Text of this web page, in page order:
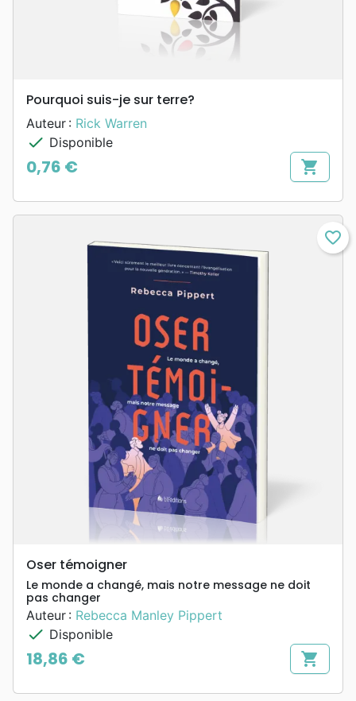
Pourquoi suis-je sur terre?
Auteur : Rick Warren
check Disponible
Prix
0,76 € shopping_cart
favorite_border
Oser témoigner
Le monde a changé, mais notre message ne doit
pas changer
Auteur : Rebecca Manley Pippert
check Disponible
Prix
18,86 € shopping_cart